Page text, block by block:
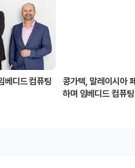
베디드 컴퓨팅
콩가텍, 말레이시아
하며 임베디드 컴퓨